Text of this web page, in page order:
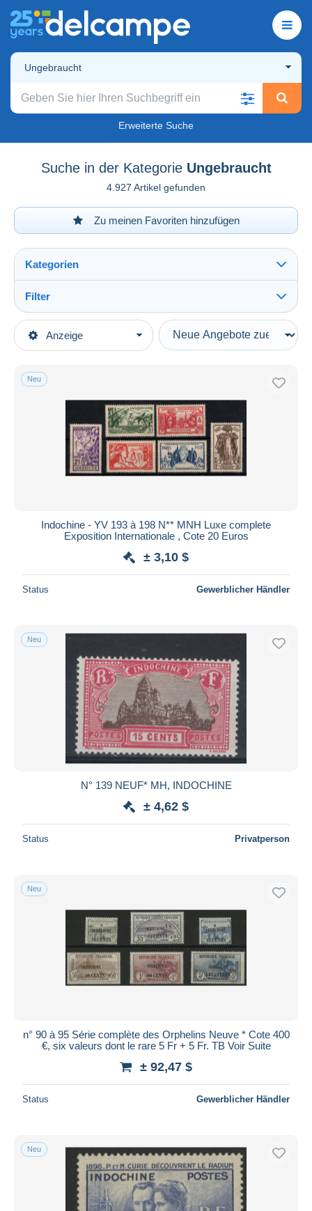
Ungebraucht
Erweiterte Suche
Suche in der Kategorie Ungebraucht
4.927 Artikel gefunden
Zu meinen Favoriten hinzufügen
Anzeige
Kategorien
Hauptkategorien
Europa
Frankreich (alte Kolonien und Herrschaften)
Indochina (1889-1945)
Ungebraucht
Filter
Art der Verkäufe
Laufende Angebote
Auktionen ohne Gebote
Auktionshäuser
Verkauft
Endet in
Preis
Kostenloser Versand
Zahlungsmethoden
PayPal
Banküberweisung
Visa
Mastercard
Bancontact
Wohnsitz des Verkäufers
Übernehmen
Neu
Indochine - YV 193 à 198 N** MNH Luxe complete
Exposition Internationale , Cote 20 Euros
± 3,10 $
Status Gewerblicher Händler
Neu
N° 139 NEUF* MH, INDOCHINE
± 4,62 $
Status Privatperson
Neu
n° 90 à 95 Série complète des Orphelins Neuve * Cote 400
€, six valeurs dont le rare 5 Fr + 5 Fr. TB Voir Suite
± 92,47 $
Status Gewerblicher Händler
Neu